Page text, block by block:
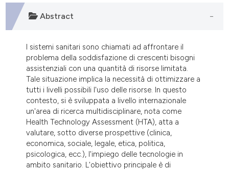
shows how a scientific paper
been cited by providing the
of the citation, a
describing whether
mentions, or contrasts
cited claim, and a label
in which section the
was made.
Abstract
I sistemi sanitari sono chiamati ad affrontare il
problema della soddisfazione di crescenti bisogni
assistenziali con una quantità di risorse limitata.
Tale situazione implica la necessità di ottimizzare a
tutti i livelli possibili l'uso delle risorse. In questo
contesto, si è sviluppata a livello internazionale
un'area di ricerca multidisciplinare, nota come
Health Technology Assessment (HTA), atta a
valutare, sotto diverse prospettive (clinica,
economica, sociale, legale, etica, politica,
psicologica, ecc.), l'impiego delle tecnologie in
ambito sanitario. L'obiettivo principale è di